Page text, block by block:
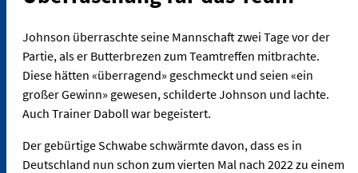
Johnson überraschte seine Mannschaft zwei Tage vor der
Partie, als er Butterbrezen zum Teamtreffen mitbrachte.
Diese hätten «überragend» geschmeckt und seien «ein
großer Gewinn» gewesen, schilderte Johnson und lachte.
Auch Trainer Daboll war begeistert.
Der gebürtige Schwabe schwärmte davon, dass es in
Deutschland nun schon zum vierten Mal nach 2022 zu einem